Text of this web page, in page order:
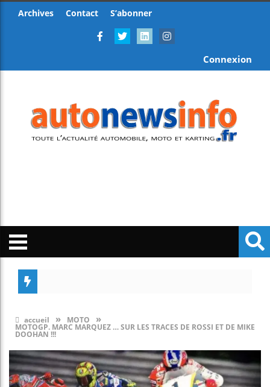
Archives Contact S’abonner
Connexion
accueil » MOTO »
MOTOGP. MARC MARQUEZ … SUR LES TRACES DE ROSSI ET DE MIKE
DOOHAN !!!